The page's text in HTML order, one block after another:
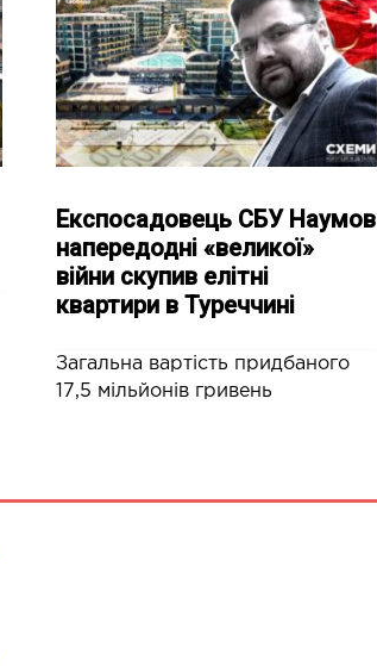
Експосадовець СБУ Наумов
напередодні «великої»
війни скупив елітні
квартири в Туреччині
Загальна вартість придбаного
17,5 мільйонів гривень